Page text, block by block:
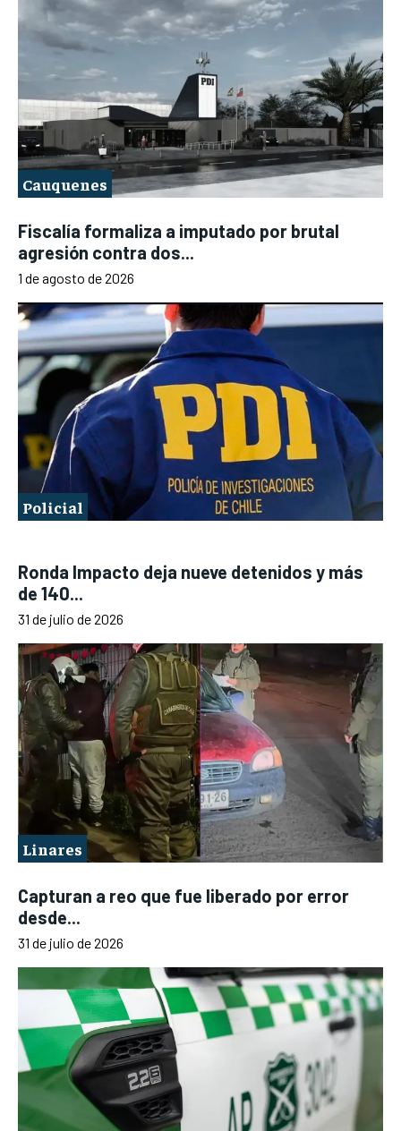
Cauquenes
Fiscalía formaliza a imputado por brutal
agresión contra dos...
1 de agosto de 2026
Policial
Ronda Impacto deja nueve detenidos y más
de 140...
31 de julio de 2026
Linares
Capturan a reo que fue liberado por error
desde...
31 de julio de 2026